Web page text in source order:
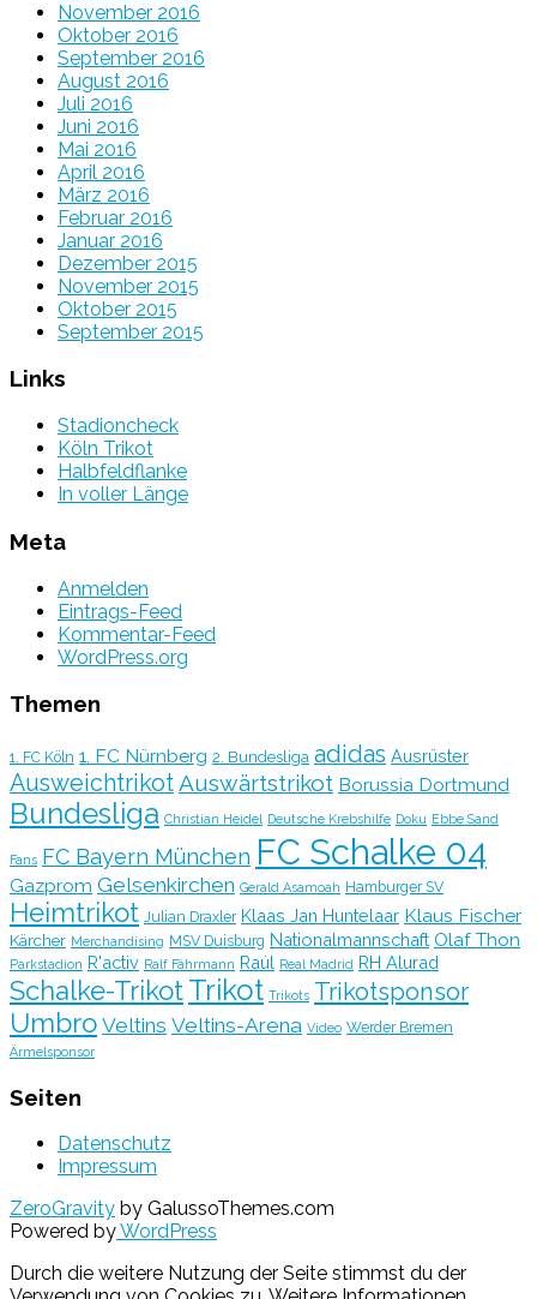
November 2016
Oktober 2016
September 2016
August 2016
Juli 2016
Juni 2016
Mai 2016
April 2016
März 2016
Februar 2016
Januar 2016
Dezember 2015
November 2015
Oktober 2015
September 2015
Links
Stadioncheck
Köln Trikot
Halbfeldflanke
In voller Länge
Meta
Anmelden
Eintrags-Feed
Kommentar-Feed
WordPress.org
Themen
1. FC Köln 1. FC Nürnberg 2. Bundesliga adidas Ausrüster
AusweichtrikotAuswärtstrikot Borussia Dortmund
Bundesliga Christian Heidel Deutsche Krebshilfe Doku Ebbe Sand
Fans FC Bayern München FC Schalke 04
Gazprom Gelsenkirchen Gerald Asamoah Hamburger SV
Heimtrikot Julian Draxler Klaas Jan Huntelaar Klaus Fischer
Kärcher Merchandising MSV Duisburg Nationalmannschaft Olaf Thon
Parkstadion R'activ Ralf Fährmann Raúl Real Madrid RH Alurad
Schalke-TrikotTrikot Trikots Trikotsponsor
Umbro Veltins Veltins-Arena Video Werder Bremen
Ärmelsponsor
Seiten
Datenschutz
Impressum
ZeroGravity by GalussoThemes.com
Powered byWordPress
Durch die weitere Nutzung der Seite stimmst du der